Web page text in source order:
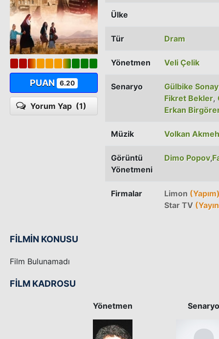
PUAN 6.20
Yorum Yap (1)
Ülke
Tür Dram
Yönetmen Veli Çelik
Senaryo
Gülbike
Fikret Bekler,
Erkan
Müzik Volkan
Görüntü
Yönetmeni
Dimo Popov,
Firmalar Limon
Star TV
FİLMİN KONUSU
Film Bulunamadı
FİLM KADROSU
Yönetmen